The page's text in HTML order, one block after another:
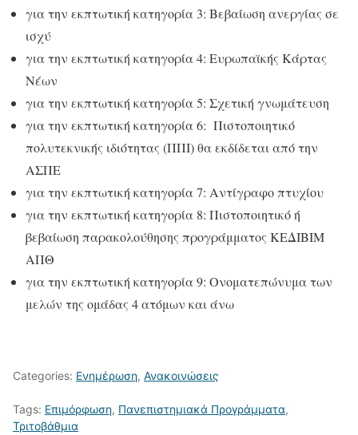
για την εκπτωτική κατηγορία 3: Βεβαίωση ανεργίας σε
ισχύ
για την εκπτωτική κατηγορία 4: Ευρωπαϊκής Κάρτας
Νέων
για την εκπτωτική κατηγορία 5: Σχετική γνωμάτευση
για την εκπτωτική κατηγορία 6: Πιστοποιητικό
πολυτεκνικής ιδιότητας (ΠΠΙ) θα εκδίδεται από την
ΑΣΠΕ
για την εκπτωτική κατηγορία 7: Αντίγραφο πτυχίου
για την εκπτωτική κατηγορία 8: Πιστοποιητικό ή
βεβαίωση παρακολούθησης προγράμματος ΚΕΔΙΒΙΜ
ΑΠΘ
για την εκπτωτική κατηγορία 9: Ονοματεπώνυμα των
μελών της ομάδας 4 ατόμων και άνω
Categories: Ενημέρωση, Ανακοινώσεις
Tags: Επιμόρφωση, Πανεπιστημιακά Προγράμματα,
Τριτοβάθμια